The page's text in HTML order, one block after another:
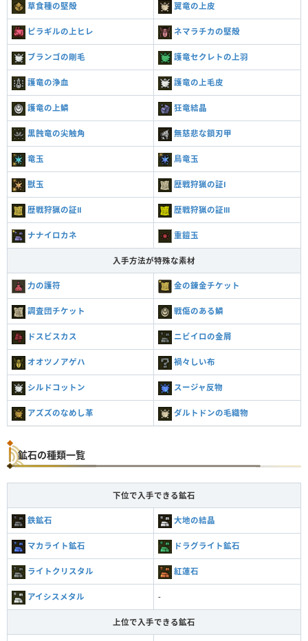
草食種の堅殻 翼竜の上皮
ピラギルの上ヒレ ネマラチカの堅殻
ブランゴの剛毛 護竜セクレトの上羽
護竜の浄血 護竜の上毛皮
護竜の上鱗 狂竜結晶
黒蝕竜の尖触角 無慈悲な鎖刃甲
竜玉 鳥竜玉
獣玉 歴戦狩猟の証Ⅰ
歴戦狩猟の証Ⅱ 歴戦狩猟の証Ⅲ
ナナイロカネ 重鎧玉
入手方法が特殊な素材
力の護符 金の錬金チケット
調査団チケット 戦傷のある鱗
ドスビスカス ニビイロの金屑
オオツノアゲハ 禍々しい布
シルドコットン スージャ反物
アズズのなめし革 ダルトドンの毛織物
鉱石の種類一覧
下位で入手できる鉱石
鉄鉱石 大地の結晶
マカライト鉱石 ドラグライト鉱石
ライトクリスタル 紅蓮石
アイシスメタル -
上位で入手できる鉱石